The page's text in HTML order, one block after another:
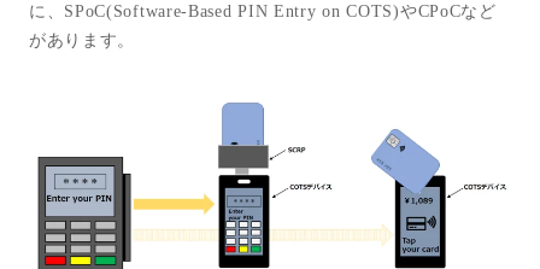
に、 SPoC(Software-Based PIN Entry on COTS)やCPoCなど
があります。